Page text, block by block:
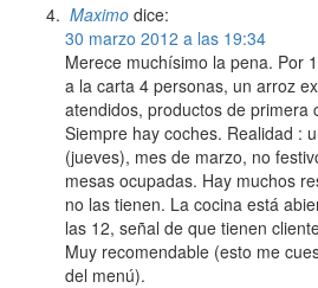
Maximo dice:
30 marzo 2012 a las 19:34
Merece muchísimo la pena. Por
a la carta 4 personas, un arroz
atendidos, productos de primera
Siempre hay coches. Realidad :
(jueves), mes de marzo, no
mesas ocupadas. Hay muchos
no las tienen. La cocina está
las 12, señal de que tienen
Muy recomendable (esto me
del menú).